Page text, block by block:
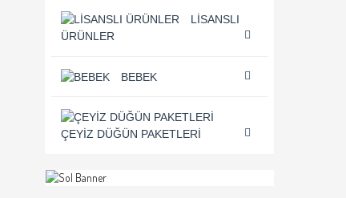
LISANSLI
ÜRÜNLER
BEBEK
ÇEYIZ DÜĞÜN PAKETLERI